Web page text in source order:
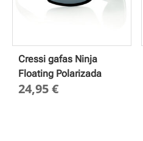
Cressi gafas Ninja
Floating Polarizada
24,95€